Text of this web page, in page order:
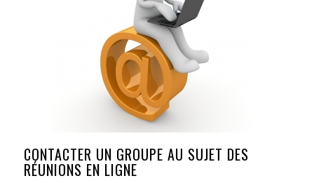
CONTACTER UN GROUPE AU SUJET DES
RÉUNIONS EN LIGNE